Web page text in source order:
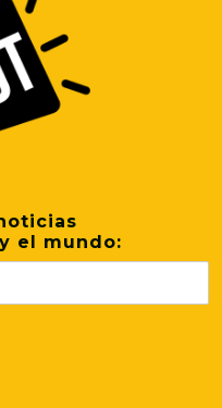
el mundo: